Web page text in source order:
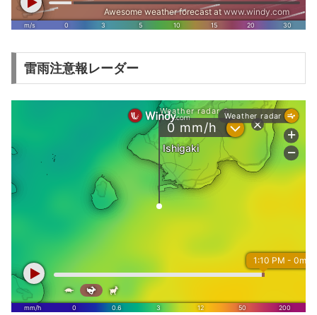
雷雨注意報レーダー